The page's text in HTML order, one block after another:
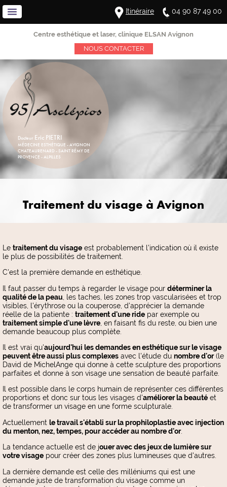
04 90 87 49 00
Itinéraire
Centre esthétique et laser, clinique ELSAN Avignon
NOUS CONTACTER
Docteur Eric PIETRI
MÉDECINE ESTHÉTIQUE - AVIGNON
CHATEAURENARD - SAINT RÉMY DE
PROVENCE - ALPILLES
Traitement du visage à Avignon
Le traitement du visage est probablement l'indication où il existe
le plus de possibilités de traitement.
C'est la première demande en esthétique.
Il faut passer du temps à regarder le visage pour déterminer la
qualité de la peau , les taches, les zones trop vascularisées et trop
visibles, l'érythrose ou la couperose, d'apprécier la demande
réelle de la patiente : traitement d'une ride par exemple ou
traitement simple d'une lèvre , en faisant fis du reste, ou bien une
demande beaucoup plus complète.
Il est vrai qu'aujourd'hui les demandes en esthétique sur le visage
peuvent être aussi plus complexes avec l'étude du nombre d'or(le
David de MichelAnge qui donne à cette sculpture des proportions
parfaites et donne à son visage une sensation de beauté parfaite.
Il est possible dans le corps humain de représenter ces différentes
proportions et donc sur tous les visages d'améliorer la beauté et
de transformer un visage en une forme sculpturale.
Actuellement le travail s'établi sur la prophiloplastie avec injection
du menton, nez, tempes, pour accéder au nombre d'or.
La tendance actuelle est de jouer avec des jeux de lumière sur
votre visage pour créer des zones plus lumineuses que d'autres.
La dernière demande est celle des milléniums qui est une
demande juste de transformation du visage comme un